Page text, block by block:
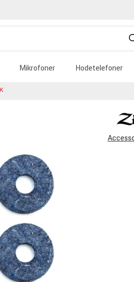
Mikrofoner Hodetelefoner